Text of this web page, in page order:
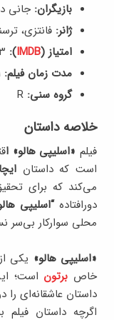
بازیگران: جانی
ژانر: فانتزی،
امتیاز (IMDB
):
مدت زمان فیلم:
گروه سنی:
خلاصه داستان
فیلم «اسلیپی هالو» ا
است که داستان
می‌کند که برای
دورافتاده “اسلیپی
محلی سوارکار بی‌سر
«اسلیپی هالو» یکی
خاص برتون است؛
داستان عاشقانه‌ای
اگرچه داستان